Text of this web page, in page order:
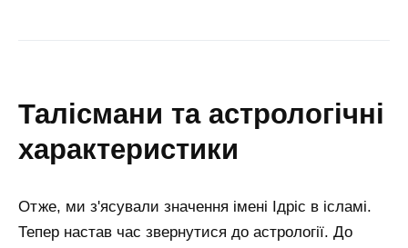
талісмани та астрологічні
характеристики
Отже, ми з'ясували значення імені Ідріс в ісламі.
Тепер настав час звернутися до астрології. До